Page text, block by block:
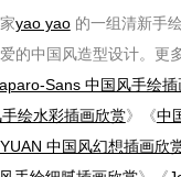
yao yao的一组清新手
的中国风造型设计。更
Sans 中国风手绘插
绘水彩插画欣赏》《中
中国风幻想插画欣